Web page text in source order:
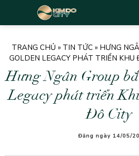
TRANG CHỦ » TIN TỨC » HƯNG
GOLDEN LEGACY PHÁT TRIỂN
Hưng Ngân Group
Legacy phát triển
Đô City
Đăng ngày 14/05/